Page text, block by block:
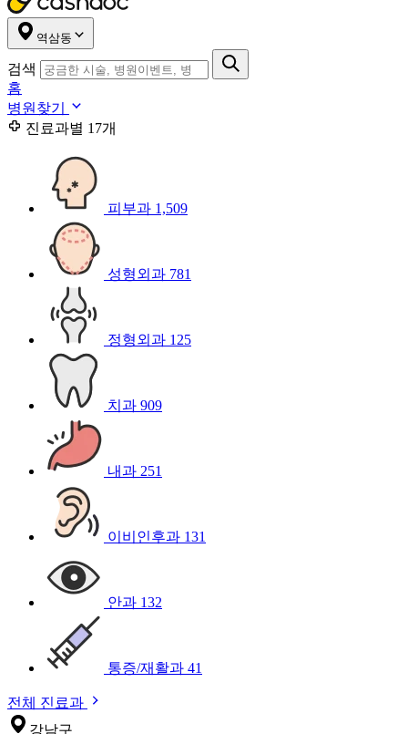
역삼동
검색
홈
병원찾기
진료과별 17개
피부과 1,509
성형외과 781
정형외과 125
치과 909
내과 251
이비인후과 131
안과 132
통증/재활과 41
전체 진료과
강남구